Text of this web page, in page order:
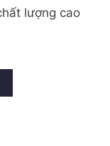
lượng cao